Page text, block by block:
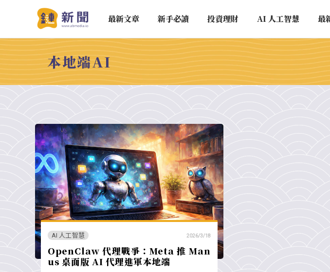
最新文章 新手必讀 投資理財 AI 人工智慧 最
本地端AI
AI 人工智慧 2026/3/18
OpenClaw 代理戰爭：Meta 推 Man
us 桌面版 AI 代理進軍本地端